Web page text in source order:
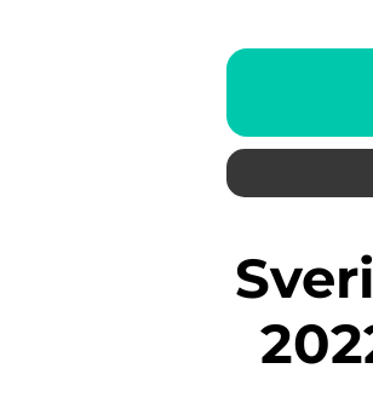
Sveriges Matcher i Hockey-VM